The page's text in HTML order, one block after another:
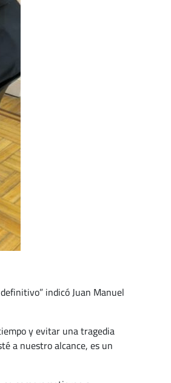
indicó Juan Manuel
y evitar una tragedia
a nuestro alcance, es un